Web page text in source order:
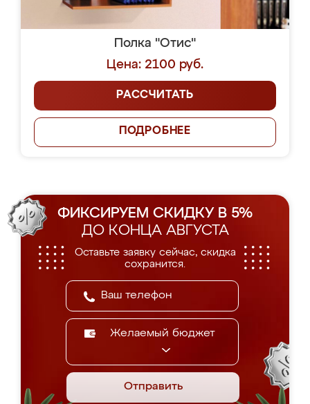
Полка "Отис"
Цена: 2100 руб.
РАССЧИТАТЬ
ПОДРОБНЕЕ
ФИКСИРУЕМ СКИДКУ В 5%
ДО КОНЦА АВГУСТА
Оставьте заявку сейчас, скидка
сохранится.
Желаемый бюджет
Отправить